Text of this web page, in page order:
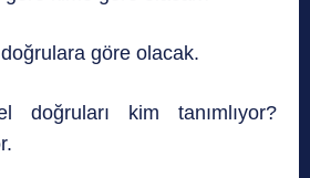
göre olacak.
doğruları kim tanımlıyor?